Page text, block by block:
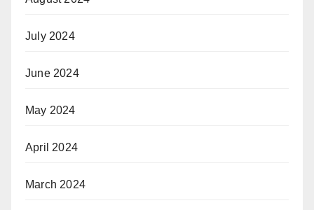
July 2024
June 2024
May 2024
April 2024
March 2024